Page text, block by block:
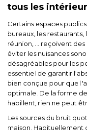
tous les
Certains espaces
bureaux, les restaurants,
réunion, ... reçoivent
éviter les nuisances
désagréables pour les
essentiel de garantir
bien conçue pour que
optimale. De la forme
habillent, rien ne peut
Les sources du bruit
maison. Habituellement